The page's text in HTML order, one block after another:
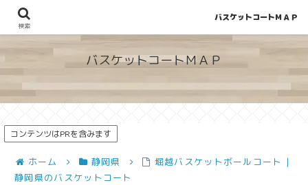
地図から探せる！穴場が見つかるバスケットコート情報
バスケットコートＭＡＰ
コンテンツはPRを含みます
ホーム 静岡県
堀越バスケットボールコート |
静岡県のバスケットコート
検索
バスケットコートＭＡＰ